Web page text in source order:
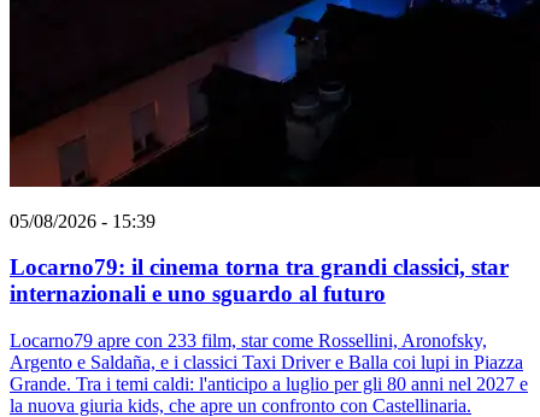
05/08/2026 - 15:39
Locarno79: il cinema torna tra grandi classici, star
internazionali e uno sguardo al futuro
Locarno79 apre con 233 film, star come Rossellini, Aronofsky,
Argento e Saldaña, e i classici Taxi Driver e Balla coi lupi in Piazza
Grande. Tra i temi caldi: l'anticipo a luglio per gli 80 anni nel 2027 e
la nuova giuria kids, che apre un confronto con Castellinaria.